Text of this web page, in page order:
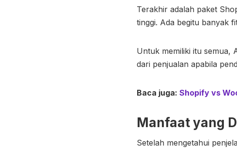
Terakhir adalah paket
tinggi. Ada begitu banyak
Untuk memiliki itu semua,
dari penjualan apabila
Baca juga: Shopify vs
Manfaat yang
Setelah mengetahui